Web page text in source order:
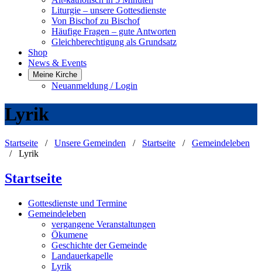
Liturgie – unsere Gottesdienste
Von Bischof zu Bischof
Häufige Fragen – gute Antworten
Gleichberechtigung als Grundsatz
Shop
News & Events
Meine Kirche
Neuanmeldung / Login
Lyrik
Startseite / Unsere Gemeinden / Startseite / Gemeindeleben
/ Lyrik
Startseite
Gottesdienste und Termine
Gemeindeleben
vergangene Veranstaltungen
Ökumene
Geschichte der Gemeinde
Landauerkapelle
Lyrik